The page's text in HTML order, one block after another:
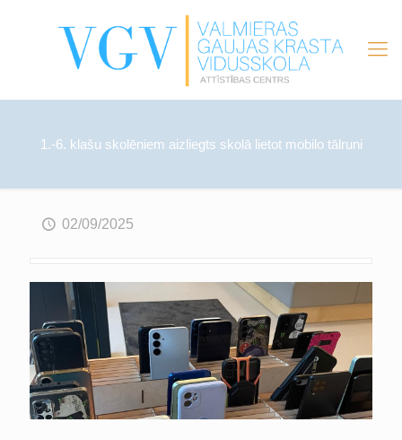
1.-6. klašu skolēniem aizliegts skolā lietot mobilo tālruni
02/09/2025